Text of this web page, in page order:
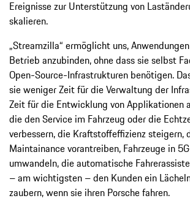
Ereignisse zur Unterstützung von
skalieren.
„Streamzilla“ ermöglicht uns,
Betrieb anzubinden, ohne dass sie selbst
Open-Source-Infrastrukturen benötigen.
sie weniger Zeit für die Verwaltung der
Zeit für die Entwicklung von Applikationen
die den Service im Fahrzeug oder die
verbessern, die Kraftstoffeffizienz steigern,
Maintainance vorantreiben, Fahrzeuge in
umwandeln, die automatische
– am wichtigsten – den Kunden ein
zaubern, wenn sie ihren Porsche fahren.